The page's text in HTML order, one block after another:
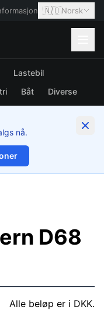
🇳🇴Norsk
Lastebil
Båt Diverse
nå.
1/32
D68
Alle beløp er i DKK.